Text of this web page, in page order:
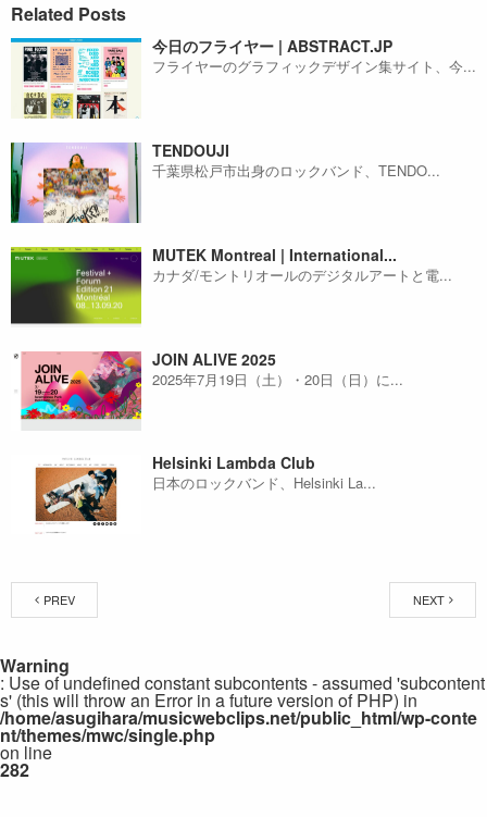
Related Posts
今日のフライヤー | ABSTRACT.JP
フライヤーのグラフィックデザイン集サイト、今...
TENDOUJI
千葉県松戸市出身のロックバンド、TENDO...
MUTEK Montreal | International...
カナダ/モントリオールのデジタルアートと電...
JOIN ALIVE 2025
2025年7月19日（土）・20日（日）に...
Helsinki Lambda Club
日本のロックバンド、Helsinki La...
PREV NEXT
Warning
: Use of undefined constant subcontents - assumed 'subcontent
s' (this will throw an Error in a future version of PHP) in
/home/asugihara/musicwebclips.net/public_html/wp-conte
nt/themes/mwc/single.php
on line
282